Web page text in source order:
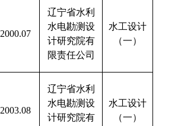
2000.07
辽宁省水利
水电勘测设
计研究院有
限责任公司
水工设计
（一）
2003.08
辽宁省水利
水电勘测设
计研究院有
水工设计
（一）